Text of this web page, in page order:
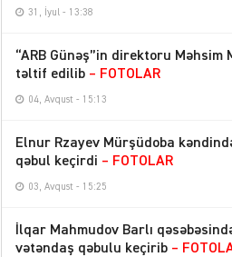
31, İyul - 13:38
“ARB Günəş”in direktoru Məhsim
təltif edilib – FOTOLAR
04, Avqust - 15:13
Elnur Rzayev Mürşüdoba
qəbul keçirdi – FOTOLAR
03, Avqust - 15:25
İlqar Mahmudov Barlı
vətəndaş qəbulu keçirib –